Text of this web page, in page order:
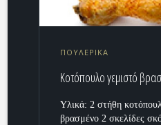
ΠΟΥΛΕΡΙΚΑ
Kοτόπουλο γεμιστό
Yλικά: 2 στήθη
βρασμένο 2 σκελίδες